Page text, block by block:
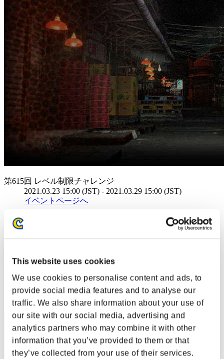
This website uses cookies
We use cookies to personalise content and ads, to
provide social media features and to analyse our
traffic. We also share information about your use of
our site with our social media, advertising and
analytics partners who may combine it with other
information that you’ve provided to them or that
they’ve collected from your use of their services.
第615回 レベル制限チャレンジ
2021.03.23 15:00 (JST) - 2021.03.29 15:00 (JST)
イベントページへ
RANK